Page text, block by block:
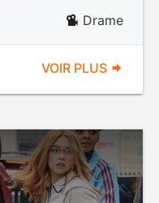
Drame
VOIR PLUS